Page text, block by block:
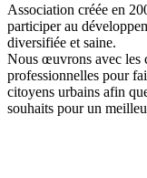
Association créée en
participer au
diversifiée et saine.
Nous œuvrons avec les
professionnelles pour
citoyens urbains afin
souhaits pour un